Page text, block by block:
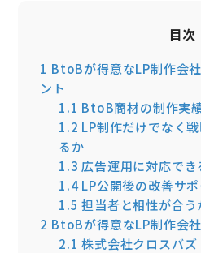
目次
1 BtoBが得意なLP制作会
ント
1.1 BtoB商材の制作実
1.2 LP制作だけでなく
るか
1.3 広告運用に対応でき
1.4LP公開後の改善サ
1.5 担当者と相性が合う
2 BtoBが得意なLP制作会
2.1 株式会社クロスバ